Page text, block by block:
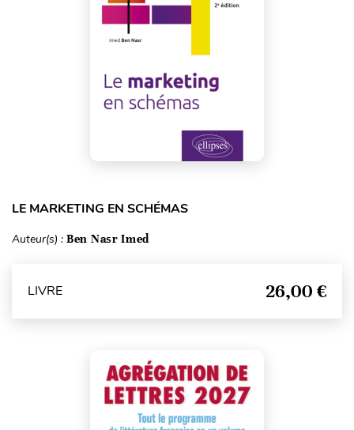
LE MARKETING EN SCHÉMAS
Auteur(s) : Ben Nasr Imed
LIVRE 26,00 €